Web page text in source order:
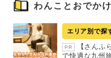
わんことおでか
エリア別で探
PR
【さんふ
で快適な九州